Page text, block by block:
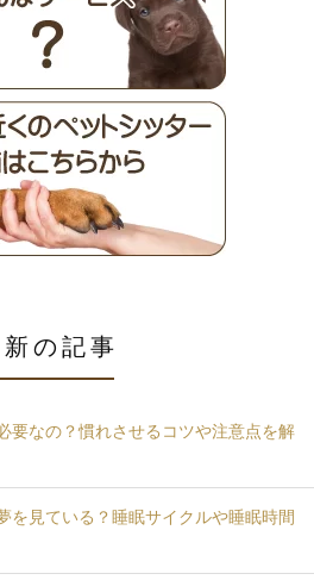
の記事
要なの？慣れさせるコツや注意点を解
を見ている？睡眠サイクルや睡眠時間